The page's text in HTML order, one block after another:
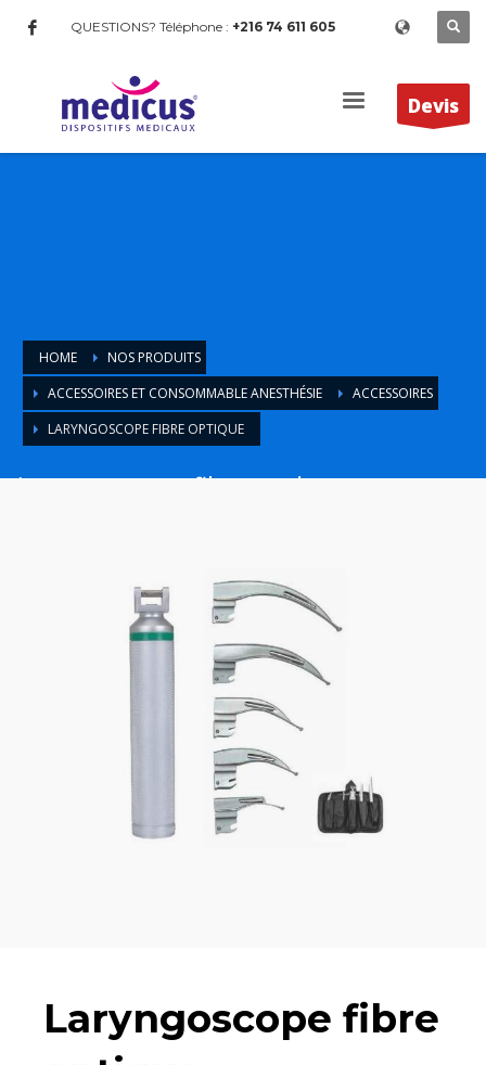
QUESTIONS? Téléphone : +216 74 611 605
Devis
HOME
NOS PRODUITS
ACCESSOIRES ET CONSOMMABLE ANESTHÉSIE
ACCESSOIRES
LARYNGOSCOPE FIBRE OPTIQUE
Laryngoscope fibre optique
Laryngoscope fibre